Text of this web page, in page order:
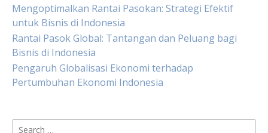
Mengoptimalkan Rantai Pasokan: Strategi Efektif
untuk Bisnis di Indonesia
Rantai Pasok Global: Tantangan dan Peluang bagi
Bisnis di Indonesia
Pengaruh Globalisasi Ekonomi terhadap
Pertumbuhan Ekonomi Indonesia
Search